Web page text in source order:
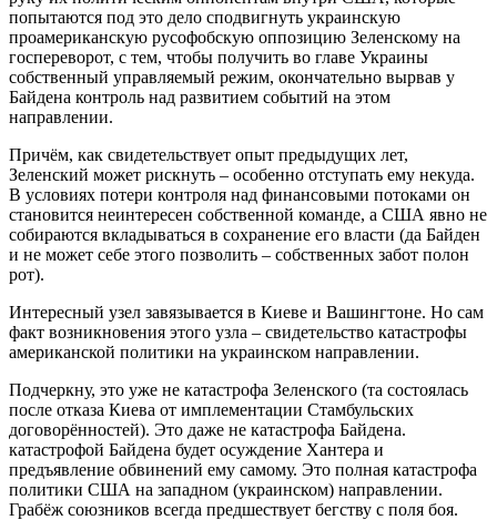
попытаются под это дело сподвигнуть украинскую
проамериканскую русофобскую оппозицию Зеленскому на
госпереворот, с тем, чтобы получить во главе Украины
собственный управляемый режим, окончательно вырвав у
Байдена контроль над развитием событий на этом
направлении.
Причём, как свидетельствует опыт предыдущих лет,
Зеленский может рискнуть – особенно отступать ему некуда.
В условиях потери контроля над финансовыми потоками он
становится неинтересен собственной команде, а США явно не
собираются вкладываться в сохранение его власти (да Байден
и не может себе этого позволить – собственных забот полон
рот).
Интересный узел завязывается в Киеве и Вашингтоне. Но сам
факт возникновения этого узла – свидетельство катастрофы
американской политики на украинском направлении.
Подчеркну, это уже не катастрофа Зеленского (та состоялась
после отказа Киева от имплементации Стамбульских
договорённостей). Это даже не катастрофа Байдена.
катастрофой Байдена будет осуждение Хантера и
предъявление обвинений ему самому. Это полная катастрофа
политики США на западном (украинском) направлении.
Грабёж союзников всегда предшествует бегству с поля боя.